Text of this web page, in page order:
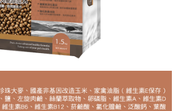
徵得法定代理人或監護人之同意方可使用
經同意申辦者引起之損失，本公司不負相關責
」時，將依據個別帳號之用戶狀況，依本公司即
；若仍有額度不足之情形，本公司將視審查結果
或使用他人資訊註冊。若發現惡意使用之情形，
權停止該用戶之使用額度並採取法律行動。